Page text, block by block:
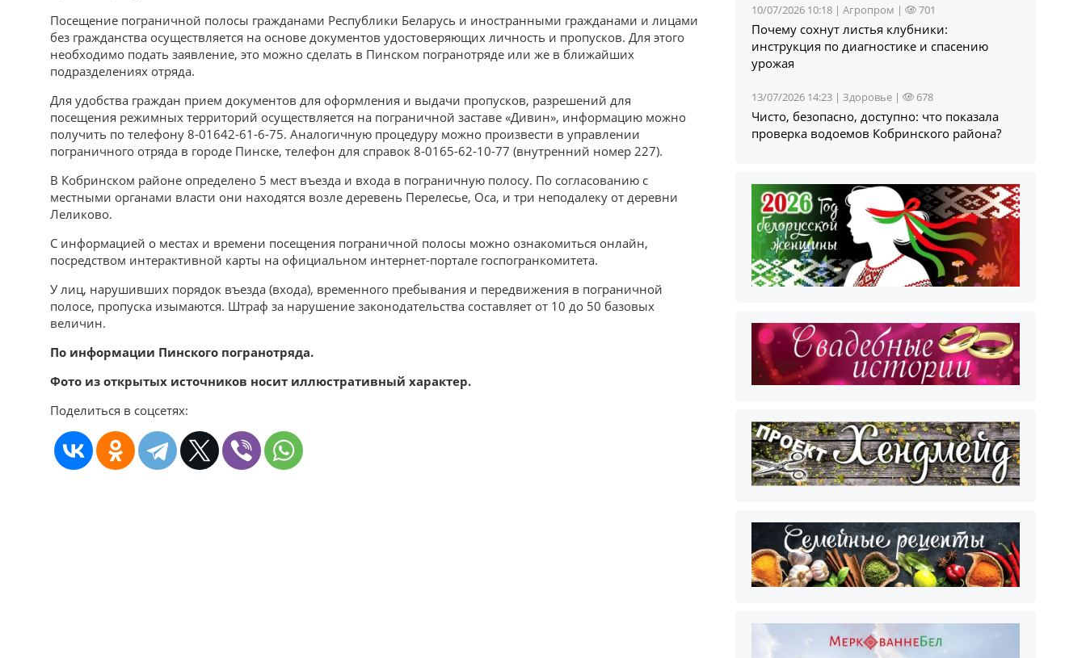
Посещение пограничной полосы гражданами Республики Беларусь и иностранными гражданами и лицами
без гражданства осуществляется на основе документов удостоверяющих личность и пропусков. Для этого
необходимо подать заявление, это можно сделать в Пинском погранотряде или же в ближайших
подразделениях отряда.
Для удобства граждан прием документов для оформления и выдачи пропусков, разрешений для
посещения режимных территорий осуществляется на пограничной заставе «Дивин», информацию можно
получить по телефону 8-01642-61-6-75. Аналогичную процедуру можно произвести в управлении
пограничного отряда в городе Пинске, телефон для справок 8-0165-62-10-77 (внутренний номер 227).
В Кобринском районе определено 5 мест въезда и входа в пограничную полосу. По согласованию с
местными органами власти они находятся возле деревень Перелесье, Оса, и три неподалеку от деревни
Леликово.
С информацией о местах и времени посещения пограничной полосы можно ознакомиться онлайн,
посредством интерактивной карты на официальном интернет-портале госпогранкомитета.
У лиц, нарушивших порядок въезда (входа), временного пребывания и передвижения в пограничной
полосе, пропуска изымаются. Штраф за нарушение законодательства составляет от 10 до 50 базовых
величин.
По информации Пинского погранотряда.
Фото из открытых источников носит иллюстративный характер.
Поделиться в соцсетях:
10/07/2026 10:18 |Агропром | 701
Почему сохнут листья клубники:
инструкция по диагностике и спасению
урожая
13/07/2026 14:23 |Здоровье | 678
Чисто, безопасно, доступно: что показала
проверка водоемов Кобринского района?